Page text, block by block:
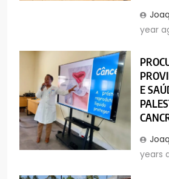
year
E
years